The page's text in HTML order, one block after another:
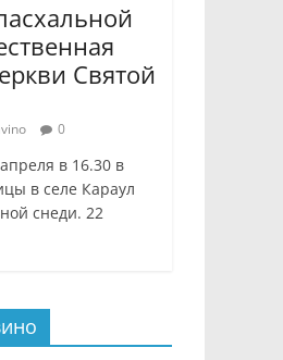
Святой
0
в 16.30 в
в селе Караул
снеди. 22